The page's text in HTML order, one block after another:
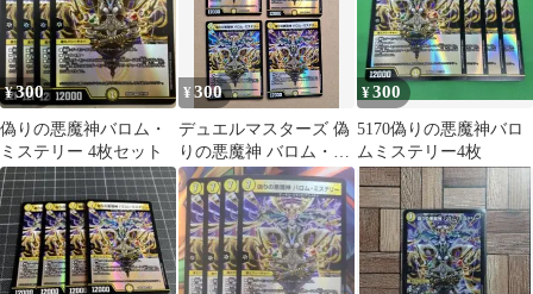
¥300
偽りの悪魔神バロム・
ミステリー 4枚セット
¥300
デュエルマスターズ 偽
りの悪魔神 バロム・ミ
ステリー 4枚
¥300
5170偽りの悪魔神バロ
ムミステリー4枚